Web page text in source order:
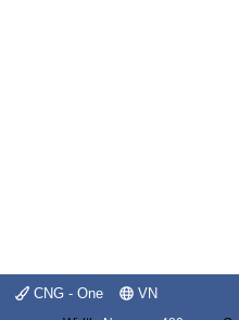
CNG - One VN